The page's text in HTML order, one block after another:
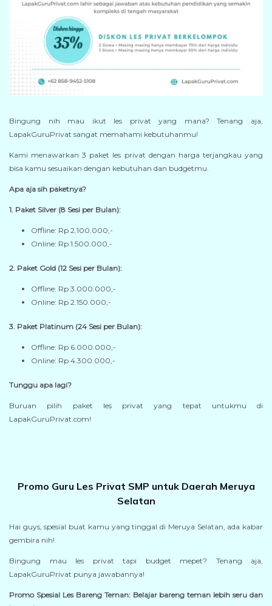
Bingung nih mau ikut les privat yang mana? Tenang aja,
LapakGuruPrivat sangat memahami kebutuhanmu!
Kami menawarkan 3 paket les privat dengan harga terjangkau yang
bisa kamu sesuaikan dengan kebutuhan dan budgetmu.
Apa aja sih paketnya?
1. Paket Silver (8 Sesi per Bulan):
Offline: Rp 2.100.000,-
Online: Rp 1.500.000,-
2. Paket Gold (12 Sesi per Bulan):
Offline: Rp 3.000.000,-
Online: Rp 2.150.000,-
3. Paket Platinum (24 Sesi per Bulan):
Offline: Rp 6.000.000,-
Online: Rp 4.300.000,-
Tunggu apa lagi?
Buruan pilih paket les privat yang tepat untukmu di
LapakGuruPrivat.com!
Promo Guru Les Privat SMP untuk Daerah Meruya
Selatan
Hai guys, spesial buat kamu yang tinggal di Meruya Selatan, ada kabar
gembira nih!
Bingung mau les privat tapi budget mepet? Tenang aja,
LapakGuruPrivat punya jawabannya!
Promo Spesial Les Bareng Teman: Belajar bareng teman lebih seru dan